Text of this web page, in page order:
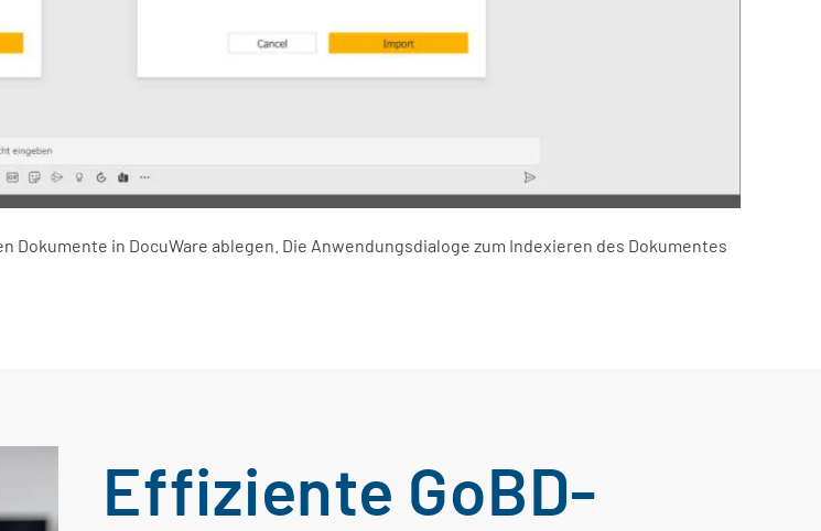
in DocuWare ablegen. Die Anwendungsdialoge zum Indexieren des Dokumentes
Effiziente GoBD-